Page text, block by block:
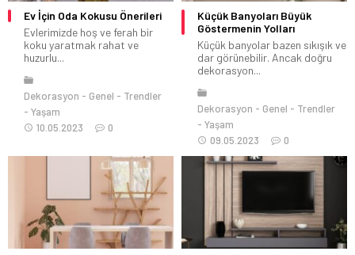
Ev İçin Oda Kokusu Önerileri
Evlerimizde hoş ve ferah bir
koku yaratmak rahat ve
huzurlu...
Dekorasyon Genel
Trendler
Yaşam
10.05.2023
0
Küçük Banyoları Büyük
Göstermenin Yolları
Küçük banyolar bazen sıkışık ve
dar görünebilir. Ancak doğru
dekorasyon...
Dekorasyon Genel
Trendler
Yaşam
09.05.2023
0